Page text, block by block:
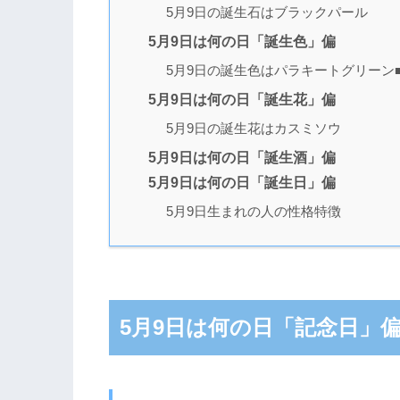
5月9日の誕生石はブラックパール
5月9日は何の日「誕生色」偏
5月9日の誕生色はパラキートグリーン
5月9日は何の日「誕生花」偏
5月9日の誕生花はカスミソウ
5月9日は何の日「誕生酒」偏
5月9日は何の日「誕生日」偏
5月9日生まれの人の性格特徴
5月9日は何の日「記念日」